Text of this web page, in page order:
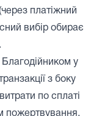
платіжний
вибір обирає
у
з боку
по сплаті
пожертвування,